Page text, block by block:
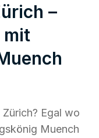
–
mit
Egal wo
Muench